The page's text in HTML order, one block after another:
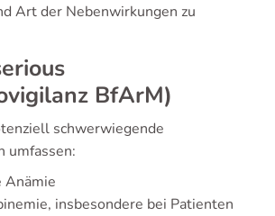
Art der Nebenwirkungen zu
BfArM)
schwerwiegende
umfassen:
Anämie
insbesondere bei Patienten